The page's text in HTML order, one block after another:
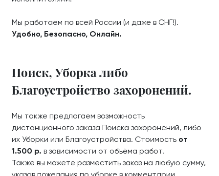
Мы работаем по всей России (и даже в СНГ!).
Удобно, Безопасно, Онлайн.
Поиск, Уборка либо
Благоустройство захоронений.
Мы также предлагаем возможность
дистанционного заказа Поиска захоронений, либо
их Уборки или Благоустройства. Стоимость от
1.500 р. в зависимости от объёма работ.
Также вы можете разместить заказ на любую сумму,